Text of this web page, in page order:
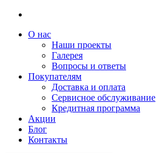
О нас
Наши проекты
Галерея
Вопросы и ответы
Покупателям
Доставка и оплата
Сервисное обслуживание
Кредитная программа
Акции
Блог
Контакты